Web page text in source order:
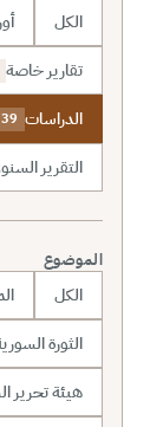
الكل
تقارير خاصة
الدراسات 39
التقرير
الموضوع
الكل
الثورة
هيئة تحرير